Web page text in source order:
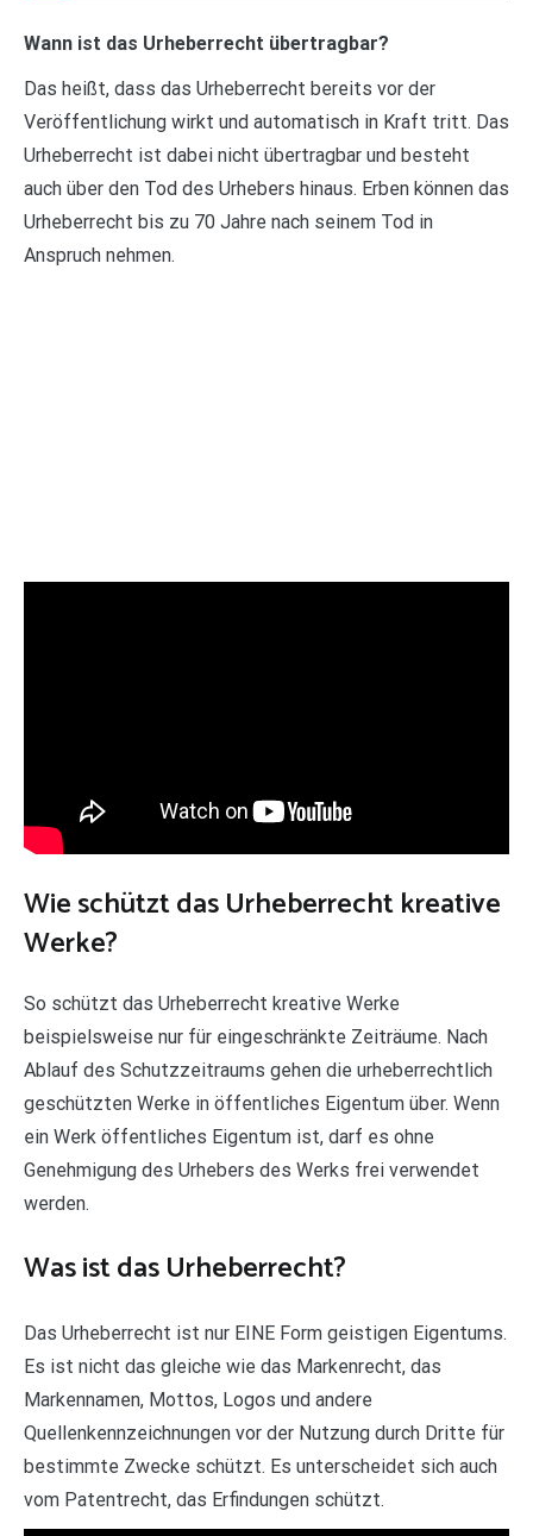
Wann ist das Urheberrecht übertragbar?
Das heißt, dass das Urheberrecht bereits vor der
Veröffentlichung wirkt und automatisch in Kraft tritt. Das
Urheberrecht ist dabei nicht übertragbar und besteht
auch über den Tod des Urhebers hinaus. Erben können das
Urheberrecht bis zu 70 Jahre nach seinem Tod in
Anspruch nehmen.
Wie schützt das Urheberrecht kreative
Werke?
So schützt das Urheberrecht kreative Werke
beispielsweise nur für eingeschränkte Zeiträume. Nach
Ablauf des Schutzzeitraums gehen die urheberrechtlich
geschützten Werke in öffentliches Eigentum über. Wenn
ein Werk öffentliches Eigentum ist, darf es ohne
Genehmigung des Urhebers des Werks frei verwendet
werden.
Was ist das Urheberrecht?
Das Urheberrecht ist nur EINE Form geistigen Eigentums.
Es ist nicht das gleiche wie das Markenrecht, das
Markennamen, Mottos, Logos und andere
Quellenkennzeichnungen vor der Nutzung durch Dritte für
bestimmte Zwecke schützt. Es unterscheidet sich auch
vom Patentrecht, das Erfindungen schützt.